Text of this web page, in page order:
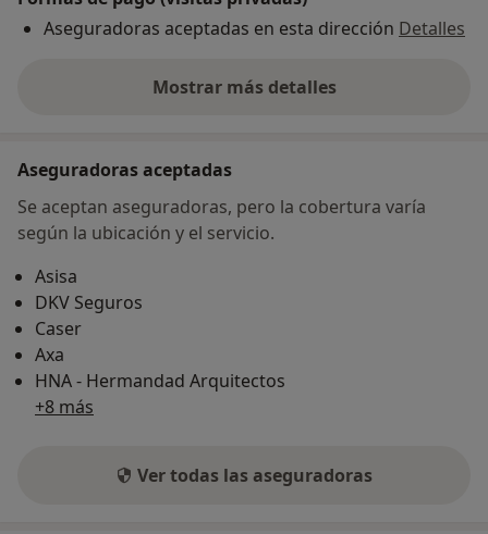
Aseguradoras aceptadas en esta dirección Detalles
Mostrar más detalles
sobre la dirección
Aseguradoras aceptadas
Se aceptan aseguradoras, pero la cobertura varía
según la ubicación y el servicio.
Asisa
DKV Seguros
Caser
Axa
HNA - Hermandad Arquitectos
+8 más
Ver todas las aseguradoras